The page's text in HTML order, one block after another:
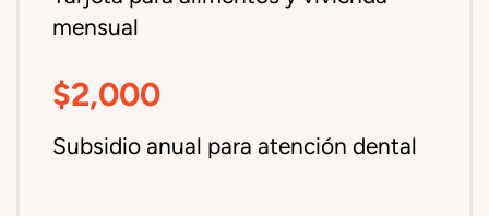
mensual
$2,000
Subsidio anual para atención dental